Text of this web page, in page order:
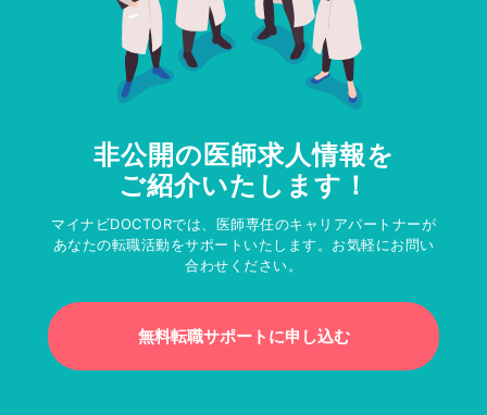
非公開の医師求人情報を
ご紹介いたします！
マイナビDOCTORでは、医師専任のキャリアパートナーが
あなたの転職活動をサポートいたします。お気軽にお問い
合わせください。
無料転職サポートに申し込む